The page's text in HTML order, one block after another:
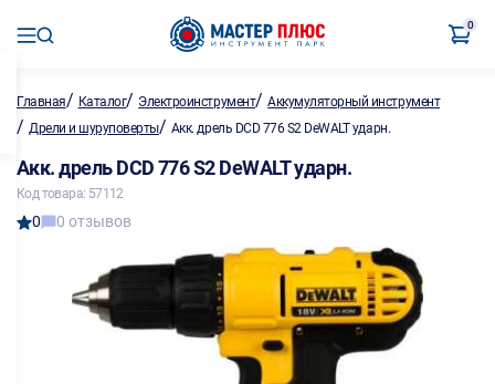
0
Главная/ Каталог/ Электроинструмент/Аккумуляторный инструмент
/ Дрели и шуруповерты/ Акк. дрель DCD 776 S2 DeWALT ударн.
Акк. дрель DCD 776 S2 DeWALT ударн.
Код товара: 57112
0 0 отзывов